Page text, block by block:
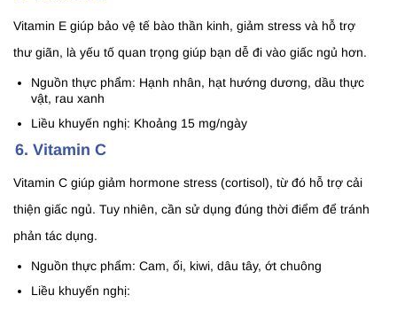
Vitamin E giúp bảo vệ tế bào thần kinh, giảm stress và hỗ trợ
thư giãn, là yếu tố quan trọng giúp bạn dễ đi vào giấc ngủ hơn.
Nguồn thực phẩm: Hạnh nhân, hạt hướng dương, dầu thực
vật, rau xanh
Liều khuyến nghị: Khoảng 15 mg/ngày
6. Vitamin C
Vitamin C giúp giảm hormone stress (cortisol), từ đó hỗ trợ cải
thiện giấc ngủ. Tuy nhiên, cần sử dụng đúng thời điểm để tránh
phản tác dụng.
Nguồn thực phẩm: Cam, ổi, kiwi, dâu tây, ớt chuông
Liều khuyến nghị: